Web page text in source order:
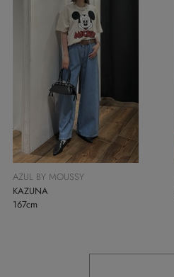
AZUL BY MOUSSY
KAZUNA
167cm